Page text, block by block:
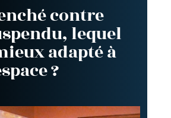
contre
lequel
adapté à
?